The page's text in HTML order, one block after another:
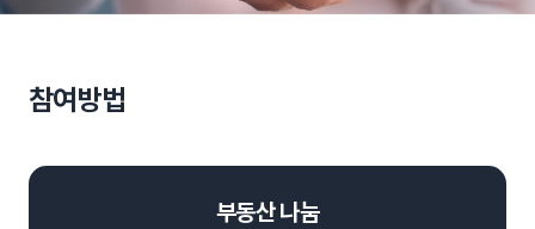
참여방법
부동산 나눔